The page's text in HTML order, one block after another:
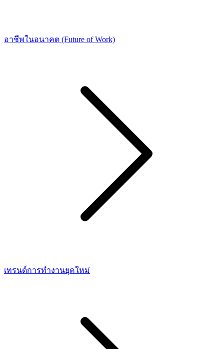
อาชีพในอนาคต (Future of Work)
เทรนด์การทํางานยุคใหม่